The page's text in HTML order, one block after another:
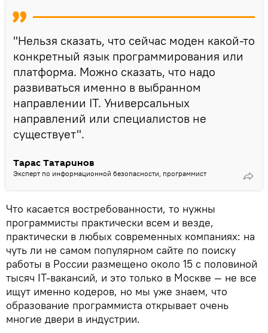
"Нельзя сказать, что сейчас моден какой-то
конкретный язык программирования или
платформа. Можно сказать, что надо
развиваться именно в выбранном
направлении IT. Универсальных
направлений или специалистов не
существует".
Тарас Татаринов
Эксперт по информационной безопасности, программист
Что касается востребованности, то нужны
программисты практически всем и везде,
практически в любых современных компаниях: на
чуть ли не самом популярном сайте по поиску
работы в России размещено около 15 с половиной
тысяч IT-вакансий, и это только в Москве — не все
ищут именно кодеров, но мы уже знаем, что
образование программиста открывает очень
многие двери в индустрии.